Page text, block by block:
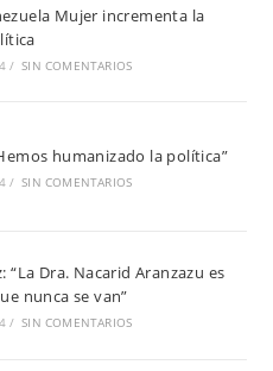
Mujer incrementa la
/ SIN COMENTARIOS
humanizado la política”
/ SIN COMENTARIOS
“La Dra. Nacarid Aranzazu es
nunca se van”
/ SIN COMENTARIOS